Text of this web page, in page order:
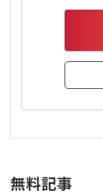
無料記事